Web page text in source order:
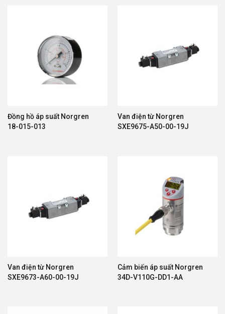
Đồng hồ áp suất Norgren
18-015-013
Van điện từ Norgren
SXE9675-A50-00-19J
Van điện từ Norgren
SXE9673-A60-00-19J
Cảm biến áp suất Norgren
34D-V110G-DD1-AA